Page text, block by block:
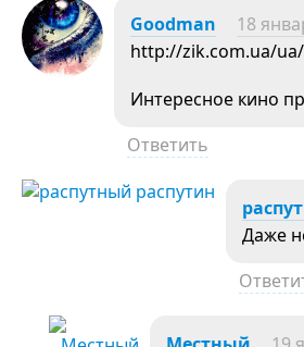
Goodman 18
http://zik.com.ua/
Интересное кино
Ответить
Даже